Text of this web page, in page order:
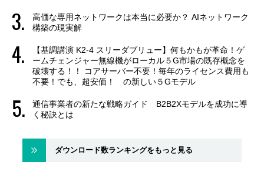
高価な専用ネットワークは本当に必要か？ AIネットワーク
構築の現実解
【基調講演 K2-4 スリーダブリュー】何もかもが革命！ゲ
ームチェンジャー無線機がローカル５G市場の既存概念を
破壊する！！ コアサーバー不要！毎年のライセンス費用も
不要！でも、超安価！ の新しい５Gモデル
通信事業者の新たな戦略ガイド B2B2Xモデルを成功に導
く秘訣とは
ダウンロード数ランキングをもっと見る